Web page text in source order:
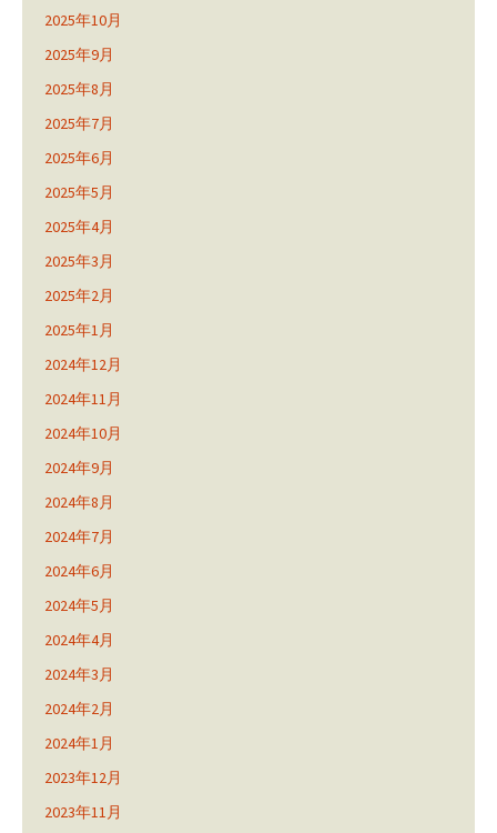
2025年10月
2025年9月
2025年8月
2025年7月
2025年6月
2025年5月
2025年4月
2025年3月
2025年2月
2025年1月
2024年12月
2024年11月
2024年10月
2024年9月
2024年8月
2024年7月
2024年6月
2024年5月
2024年4月
2024年3月
2024年2月
2024年1月
2023年12月
2023年11月